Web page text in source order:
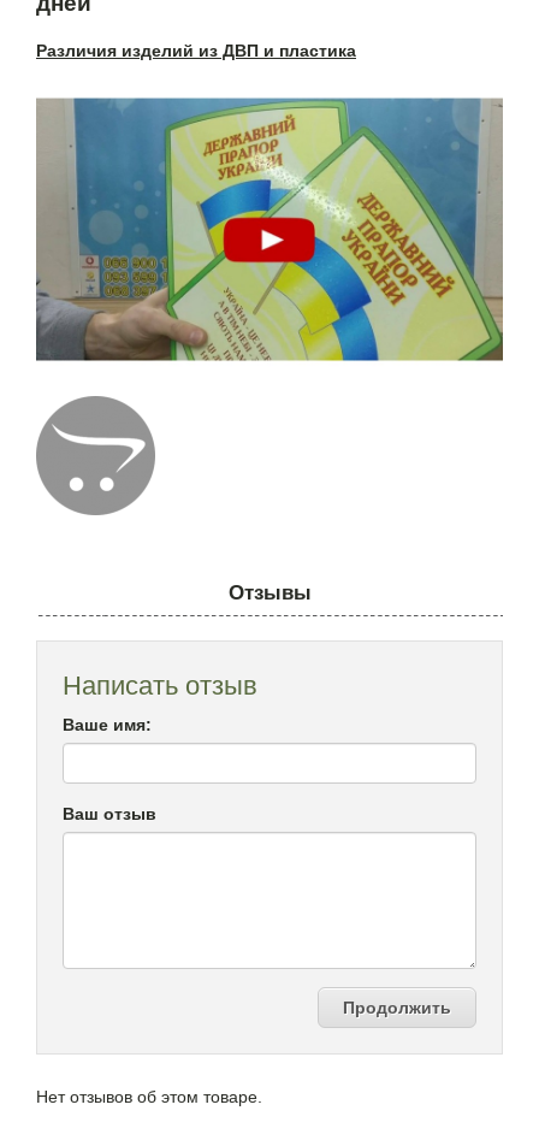
Различия изделий из ДВП и пластика
Отзывы
Написать отзыв
Ваше имя:
Ваш отзыв
Продолжить
Нет отзывов об этом товаре.